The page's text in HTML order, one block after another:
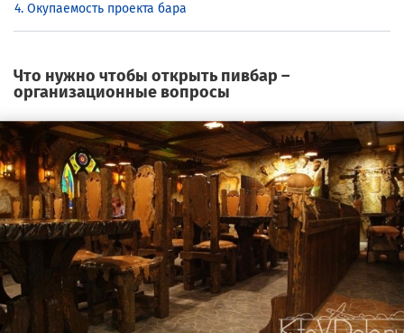
Окупаемость проекта бара
Что нужно чтобы открыть пивбар –
организационные вопросы